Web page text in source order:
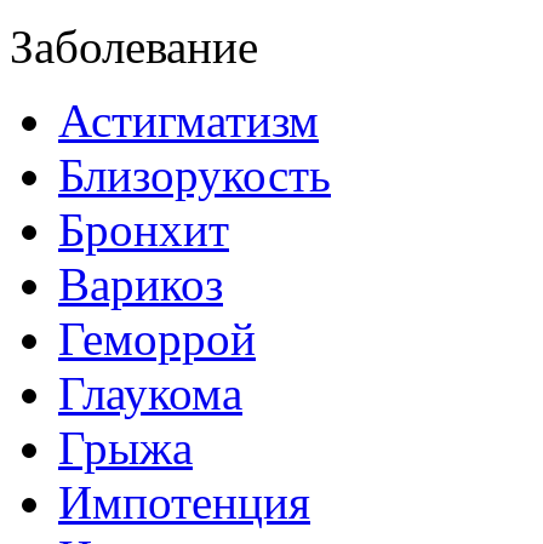
Заболевание
Астигматизм
Близорукость
Бронхит
Варикоз
Геморрой
Глаукома
Грыжа
Импотенция